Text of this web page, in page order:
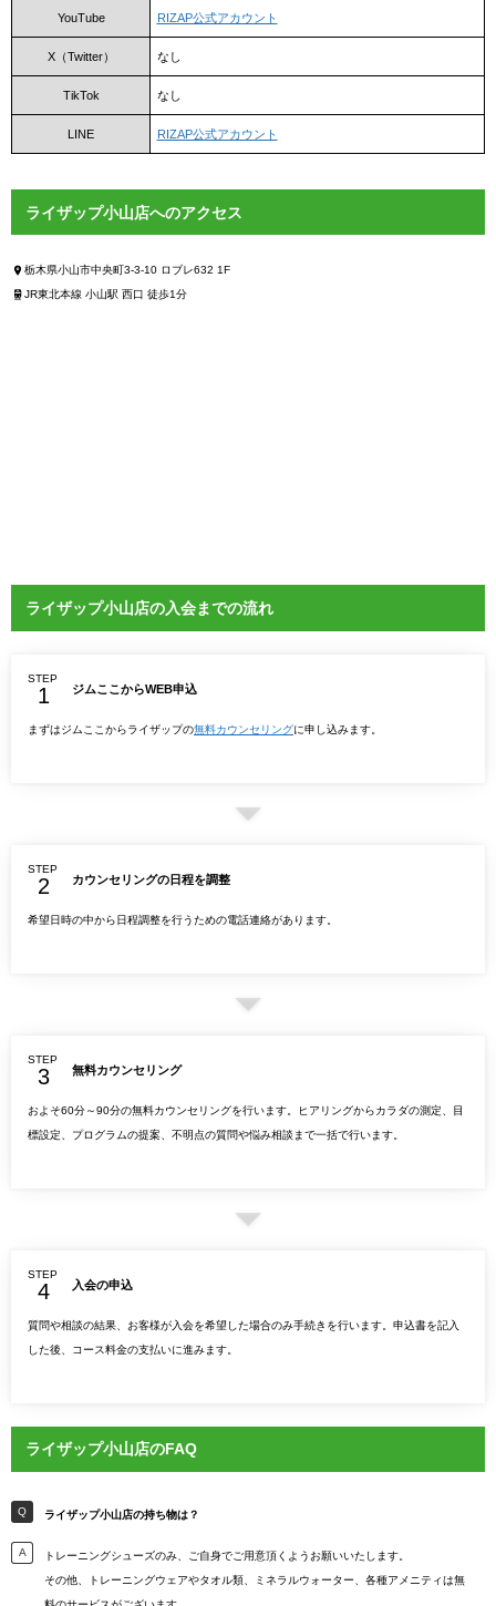
YouTube RIZAP公式アカウント
X（Twitter） なし
TikTok なし
LINE RIZAP公式アカウント
ライザップ小山店へのアクセス
栃木県小山市中央町3-3-10 ロブレ632 1F
JR東北本線 小山駅 西口 徒歩1分
ライザップ小山店の入会までの流れ
STEP
ジムここからWEB申込
まずはジムここからライザップの無料カウンセリングに申し込みます。
STEP
カウンセリングの日程を調整
希望日時の中から日程調整を行うための電話連絡があります。
STEP
無料カウンセリング
およそ60分～90分の無料カウンセリングを行います。ヒアリングからカラダの測定、目
標設定、プログラムの提案、不明点の質問や悩み相談まで一括で行います。
STEP
入会の申込
質問や相談の結果、お客様が入会を希望した場合のみ手続きを行います。申込書を記入
した後、コース料金の支払いに進みます。
ライザップ小山店のFAQ
ライザップ小山店の持ち物は？
トレーニングシューズのみ、ご自身でご用意頂くようお願いいたします。
その他、トレーニングウェアやタオル類、ミネラルウォーター、各種アメニティは無